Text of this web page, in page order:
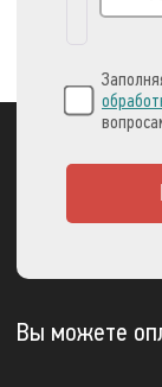
Вы можете